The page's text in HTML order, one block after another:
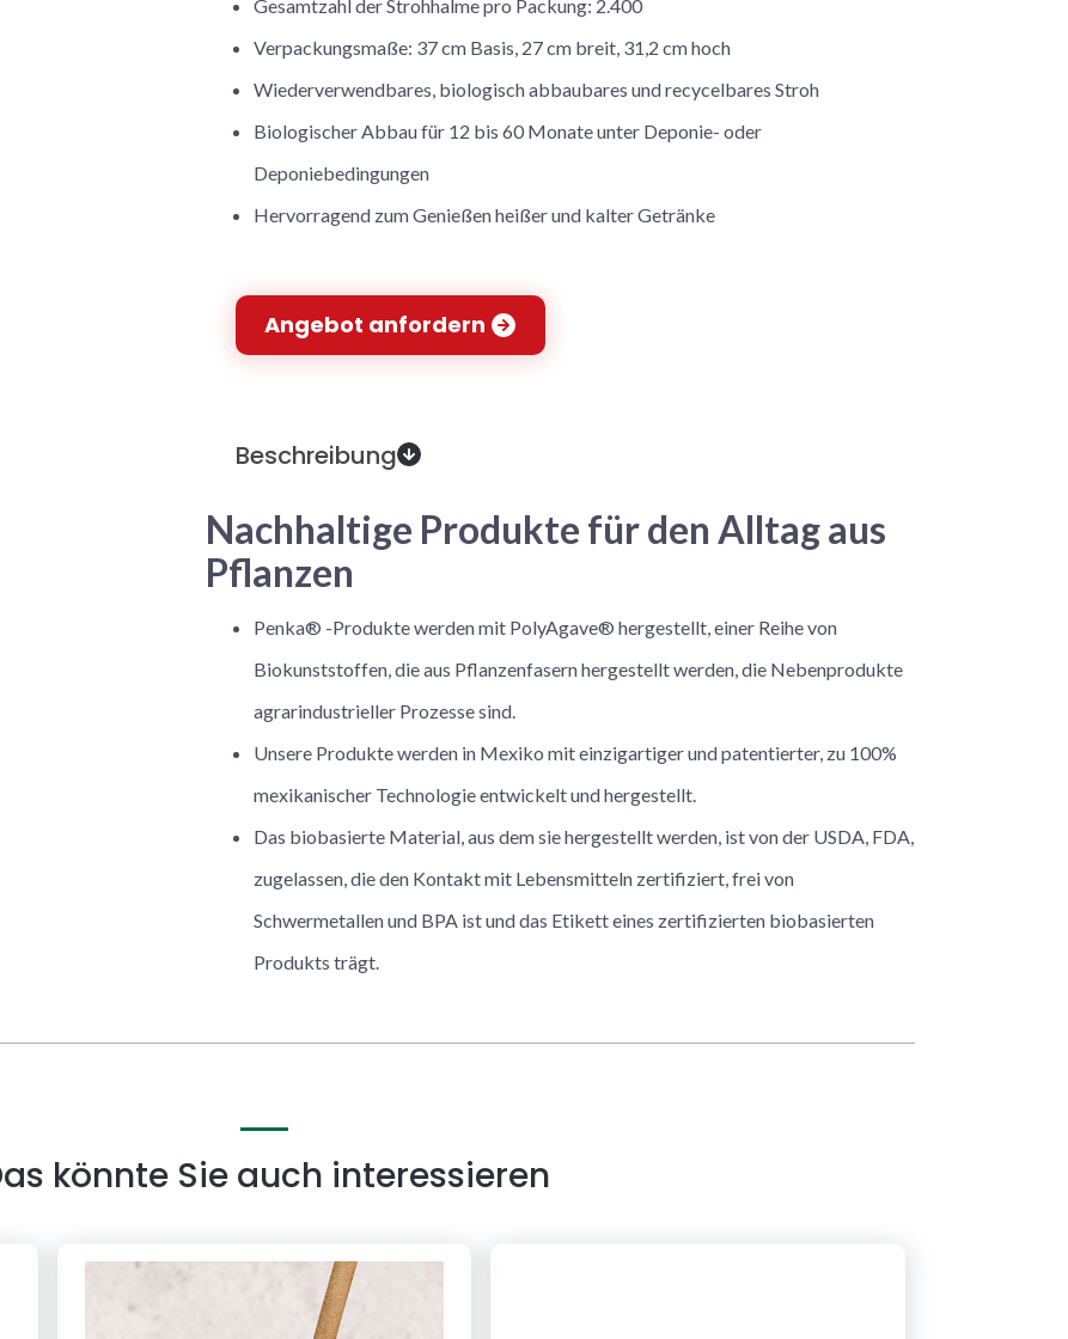
Gesamtzahl der Strohhalme pro Packung: 2.400
Verpackungsmaße: 37 cm Basis, 27 cm breit, 31,2 cm hoch
Wiederverwendbares, biologisch abbaubares und recycelbares Stroh
Biologischer Abbau für 12 bis 60 Monate unter Deponie- oder
Deponiebedingungen
Hervorragend zum Genießen heißer und kalter Getränke
Angebot anfordern
Beschreibung
Nachhaltige Produkte für den Alltag aus
Pflanzen
Penka® -Produkte werden mit PolyAgave® hergestellt, einer Reihe von
Biokunststoffen, die aus Pflanzenfasern hergestellt werden, die Nebenprodukte
agrarindustrieller Prozesse sind.
Unsere Produkte werden in Mexiko mit einzigartiger und patentierter, zu 100%
mexikanischer Technologie entwickelt und hergestellt.
Das biobasierte Material, aus dem sie hergestellt werden, ist von der USDA, FDA,
zugelassen, die den Kontakt mit Lebensmitteln zertifiziert, frei von
Schwermetallen und BPA ist und das Etikett eines zertifizierten biobasierten
Produkts trägt.
könnte Sie auch interessieren